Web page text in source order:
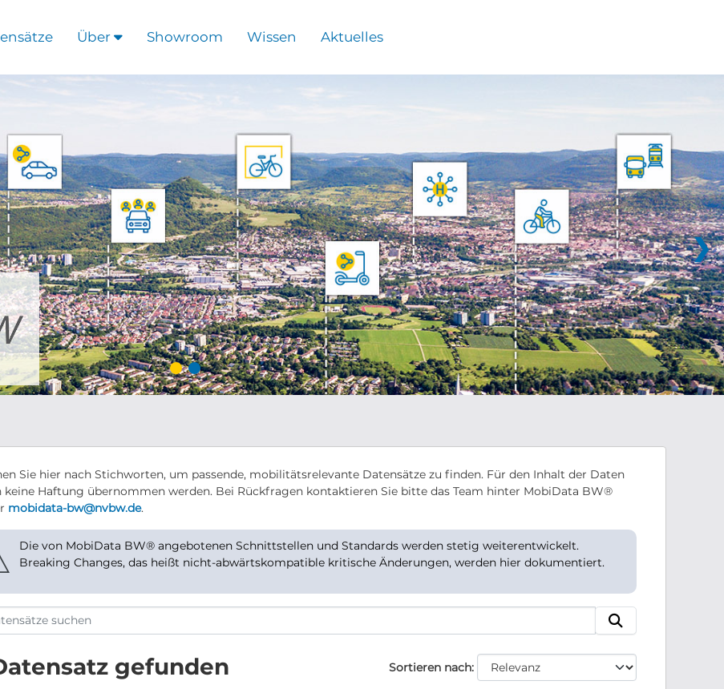
Über Showroom Wissen Aktuelles
❯
Sie hier nach Stichworten, um passende, mobilitätsrelevante Datensätze zu finden. Für den Inhalt der Daten
keine Haftung übernommen werden. Bei Rückfragen kontaktieren Sie bitte das Team hinter MobiData BW®
mobidata-bw@nvbw.de.
Die von MobiData BW® angebotenen Schnittstellen und Standards werden stetig weiterentwickelt.
Breaking Changes, das heißt nicht-abwärtskompatible kritische Änderungen, werden hier dokumentiert.
Sortieren nach
gefunden